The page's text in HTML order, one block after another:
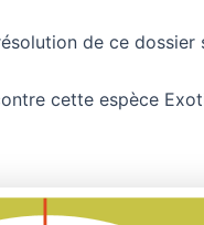
de ce dossier
cette espèce